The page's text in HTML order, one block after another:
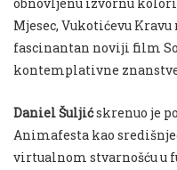
Mjesec, Vukotićevu
fascinantan noviji film
kontemplativne
Daniel Šuljićskrenuo je
Animafesta kao
virtualnom stvarnošću u